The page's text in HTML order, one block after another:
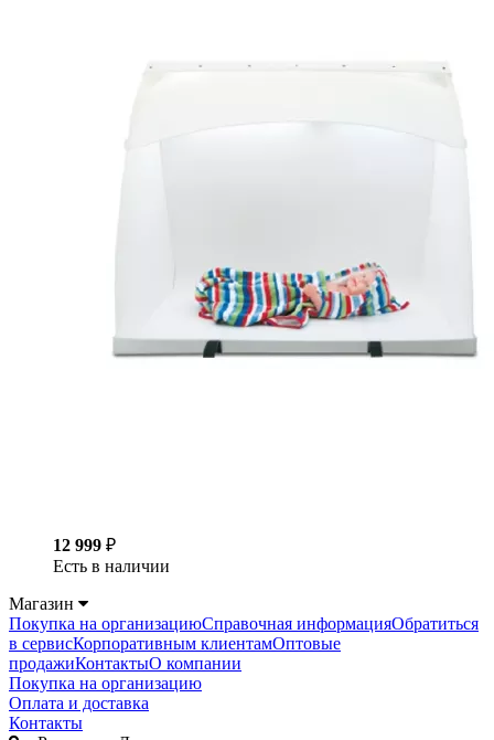
12 999 ₽
Есть в наличии
Магазин
Покупка на организациюСправочная информацияОбратиться
в сервисКорпоративным клиентамОптовые
продажиКонтактыО компании
Покупка на организацию
Оплата и доставка
Контакты